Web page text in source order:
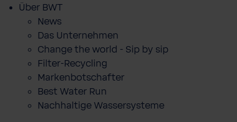
Über BWT
News
Das Unternehmen
Change the world - Sip by sip
Filter-Recycling
Markenbotschafter
Best Water Run
Nachhaltige Wassersysteme